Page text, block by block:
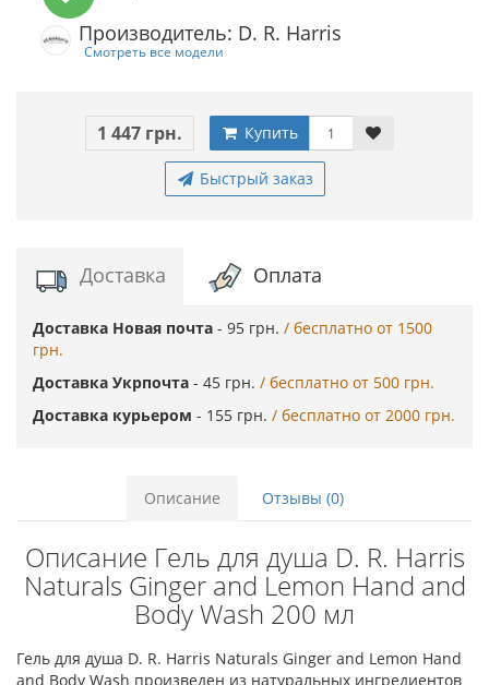
Производитель: D. R. Harris
Смотреть все модели
1 447 грн. Купить
Быстрый заказ
Доставка Оплата
Доставка Новая почта - 95 грн. / бесплатно от 1500
грн.
Доставка Укрпочта - 45 грн. / бесплатно от 500 грн.
Доставка курьером - 155 грн. / бесплатно от 2000 грн.
Описание Отзывы (0)
Описание Гель для душа D. R. Harris
Naturals Ginger and Lemon Hand and
Body Wash 200 мл
Гель для душа D. R. Harris Naturals Ginger and Lemon Hand
and Body Wash произведен из натуральных ингредиентов